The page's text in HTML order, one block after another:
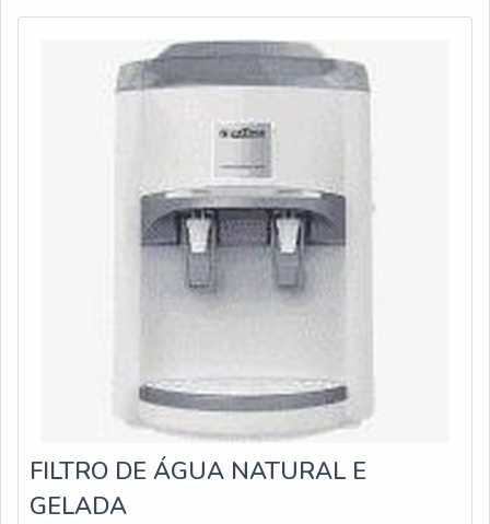
FILTRO DE ÁGUA NATURAL E
GELADA